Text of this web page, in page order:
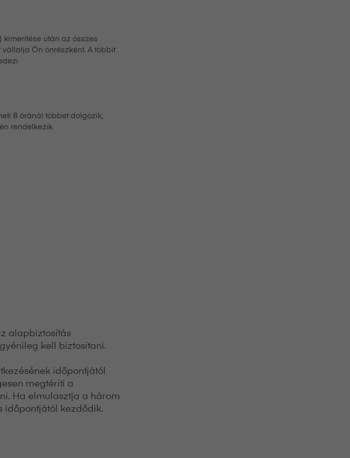
kimerítése után az összes
Ön önrészként. A többit
8 óránál többet dolgozik,
rendelkezik
alapbiztosítás
kell biztosítani.
időpontjától
megtéríti a
Ha elmulasztja a három
időpontjától kezdődik.